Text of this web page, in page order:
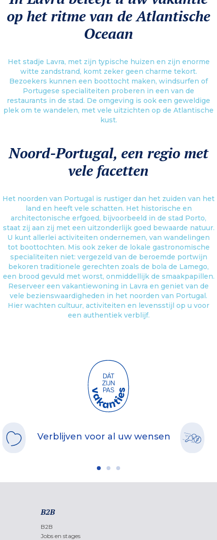
volgende vakantie uw verblijf in Lavra en geniet van de geneugten van
Noord-Portugal!
Meer informatie
op het ritme van de Atlantische
Oceaan
Het stadje Lavra, met zijn typische huizen en zijn enorme
witte zandstrand, komt zeker geen charme tekort.
Bezoekers kunnen een boottocht maken, windsurfen of
Portugese specialiteiten proberen in een van de
restaurants in de stad. De omgeving is ook een geweldige
plek om te wandelen, met vele uitzichten op de Atlantische
kust.
Noord-Portugal, een regio met
vele facetten
Het noorden van Portugal is rustiger dan het zuiden van het
land en heeft vele schatten. Het historische en
architectonische erfgoed, bijvoorbeeld in de stad Porto,
staat zij aan zij met een uitzonderlijk goed bewaarde natuur.
U kunt allerlei activiteiten ondernemen, van wandelingen
tot boottochten. Mis ook zeker de lokale gastronomische
specialiteiten niet: vergezeld van de beroemde portwijn
bekoren traditionele gerechten zoals de bola de Lamego,
een brood gevuld met worst, onmiddellijk de smaakpapillen.
Reserveer een vakantiewoning in Lavra en geniet van de
vele bezienswaardigheden in het noorden van Portugal.
Hier wachten cultuur, activiteiten en levensstijl op u voor
een authentiek verblijf.
Verblijven voor al uw wensen
B2B
B2B
Jobs en stages